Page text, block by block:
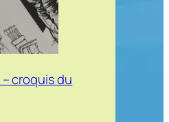
croquis du